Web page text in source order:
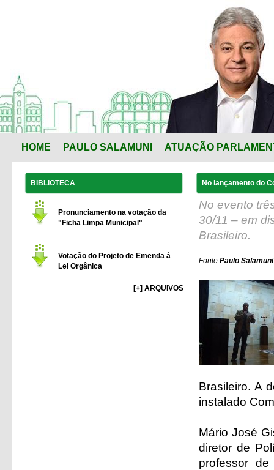
HOME PAULO SALAMUNI ATUAÇÃO
BIBLIOTECA
Pronunciamento na votação da
"Ficha Limpa Municipal"
Votação do Projeto de Emenda à
Lei Orgânica
[+] ARQUIVOS
No lançamento do
No evento
30/11 – em
Brasileiro.
Fonte Paulo
Brasileiro. A
instalado
Mário José
diretor de
professor